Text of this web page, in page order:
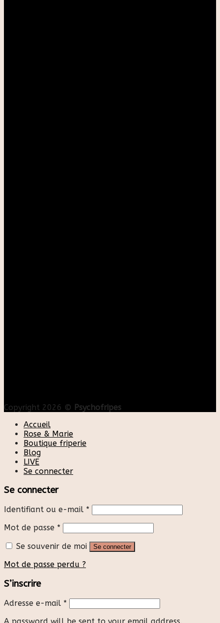
Copyright 2026 © Psychofripes
Accueil
Rose & Marie
Boutique friperie
Blog
LIVE
Se connecter
Se connecter
Identifiant ou e-mail *
Mot de passe *
Se souvenir de moi
Se connecter
Mot de passe perdu ?
S’inscrire
Adresse e-mail *
A password will be sent to your email address.